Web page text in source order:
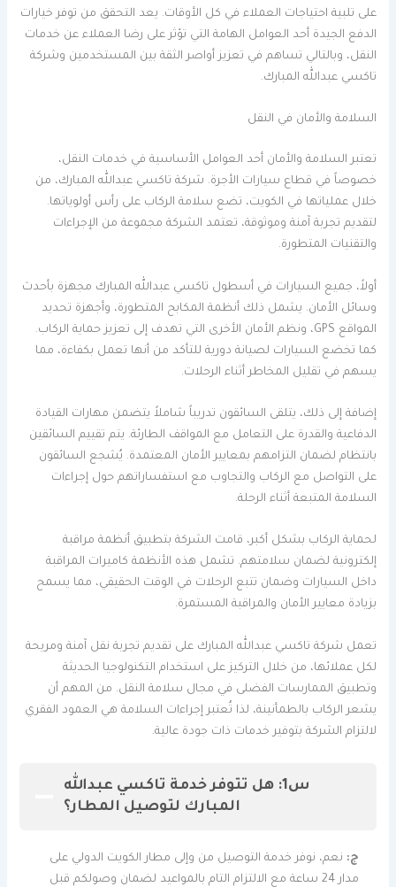
على تلبية احتياجات العملاء في كل الأوقات. يعد التحقق من توفر خيارات
الدفع الجيدة أحد العوامل الهامة التي تؤثر على رضا العملاء عن خدمات
النقل، وبالتالي تساهم في تعزيز أواصر الثقة بين المستخدمين وشركة
تاكسي عبدالله المبارك.
السلامة والأمان في النقل
تعتبر السلامة والأمان أحد العوامل الأساسية في خدمات النقل،
خصوصاً في قطاع سيارات الأجرة. شركة تاكسي عبدالله المبارك، من
خلال عملياتها في الكويت، تضع سلامة الركاب على رأس أولوياتها.
لتقديم تجربة آمنة وموثوقة، تعتمد الشركة مجموعة من الإجراءات
والتقنيات المتطورة.
أولاً، جميع السيارات في أسطول تاكسي عبدالله المبارك مجهزة بأحدث
وسائل الأمان. يشمل ذلك أنظمة المكابح المتطورة، وأجهزة تحديد
المواقع GPS، ونظم الأمان الأخرى التي تهدف إلى تعزيز حماية الركاب.
كما تخضع السيارات لصيانة دورية للتأكد من أنها تعمل بكفاءة، مما
يسهم في تقليل المخاطر أثناء الرحلات.
إضافة إلى ذلك، يتلقى السائقون تدريباً شاملاً يتضمن مهارات القيادة
الدفاعية والقدرة على التعامل مع المواقف الطارئة. يتم تقييم السائقين
بانتظام لضمان التزامهم بمعايير الأمان المعتمدة. يُشجع السائقون
على التواصل مع الركاب والتجاوب مع استفساراتهم حول إجراءات
السلامة المتبعة أثناء الرحلة.
لحماية الركاب بشكل أكبر، قامت الشركة بتطبيق أنظمة مراقبة
إلكترونية لضمان سلامتهم. تشمل هذه الأنظمة كاميرات المراقبة
داخل السيارات وضمان تتبع الرحلات في الوقت الحقيقي، مما يسمح
بزيادة معايير الأمان والمراقبة المستمرة.
تعمل شركة تاكسي عبدالله المبارك على تقديم تجربة نقل آمنة ومريحة
لكل عملائها، من خلال التركيز على استخدام التكنولوجيا الحديثة
وتطبيق الممارسات الفضلى في مجال سلامة النقل. من المهم أن
يشعر الركاب بالطمأنينة، لذا تُعتبر إجراءات السلامة هي العمود الفقري
لالتزام الشركة بتوفير خدمات ذات جودة عالية.
س1: هل تتوفر خدمة تاكسي عبدالله
المبارك لتوصيل المطار؟
نعم، نوفر خدمة التوصيل من وإلى مطار الكويت الدولي على
مدار 24 ساعة مع الالتزام التام بالمواعيد لضمان وصولكم قبل